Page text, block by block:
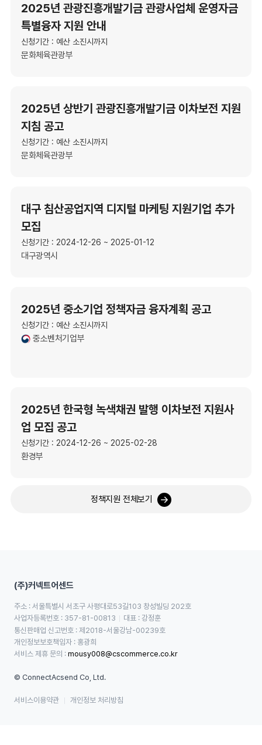
2025년 관광진흥개발기금 관광사업체 운영자금
특별융자 지원 안내
신청기간 : 예산 소진시까지
문화체육관광부
2025년 상반기 관광진흥개발기금 이차보전 지원
지침 공고
신청기간 : 예산 소진시까지
문화체육관광부
대구 침산공업지역 디지털 마케팅 지원기업 추가
모집
신청기간 : 2024-12-26 ~ 2025-01-12
대구광역시
2025년 중소기업 정책자금 융자계획 공고
신청기간 : 예산 소진시까지
중소벤처기업부
2025년 한국형 녹색채권 발행 이차보전 지원사
업 모집 공고
신청기간 : 2024-12-26 ~ 2025-02-28
환경부
정책지원 전체보기
(주)커넥트어센드
주소 : 서울특별시 서초구 사평대로53길103 창성빌딩 202호
사업자등록번호 : 357-81-00813
대표 : 강정훈
통신판매업 신고번호 : 제2018-서울강남-00239호
개인정보보호책임자 : 홍광희
서비스 제휴 문의 : mousy008@cscommerce.co.kr
© ConnectAcsend Co, Ltd.
서비스이용약관 개인정보 처리방침